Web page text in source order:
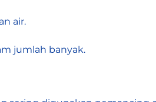
air.
jumlah banyak.